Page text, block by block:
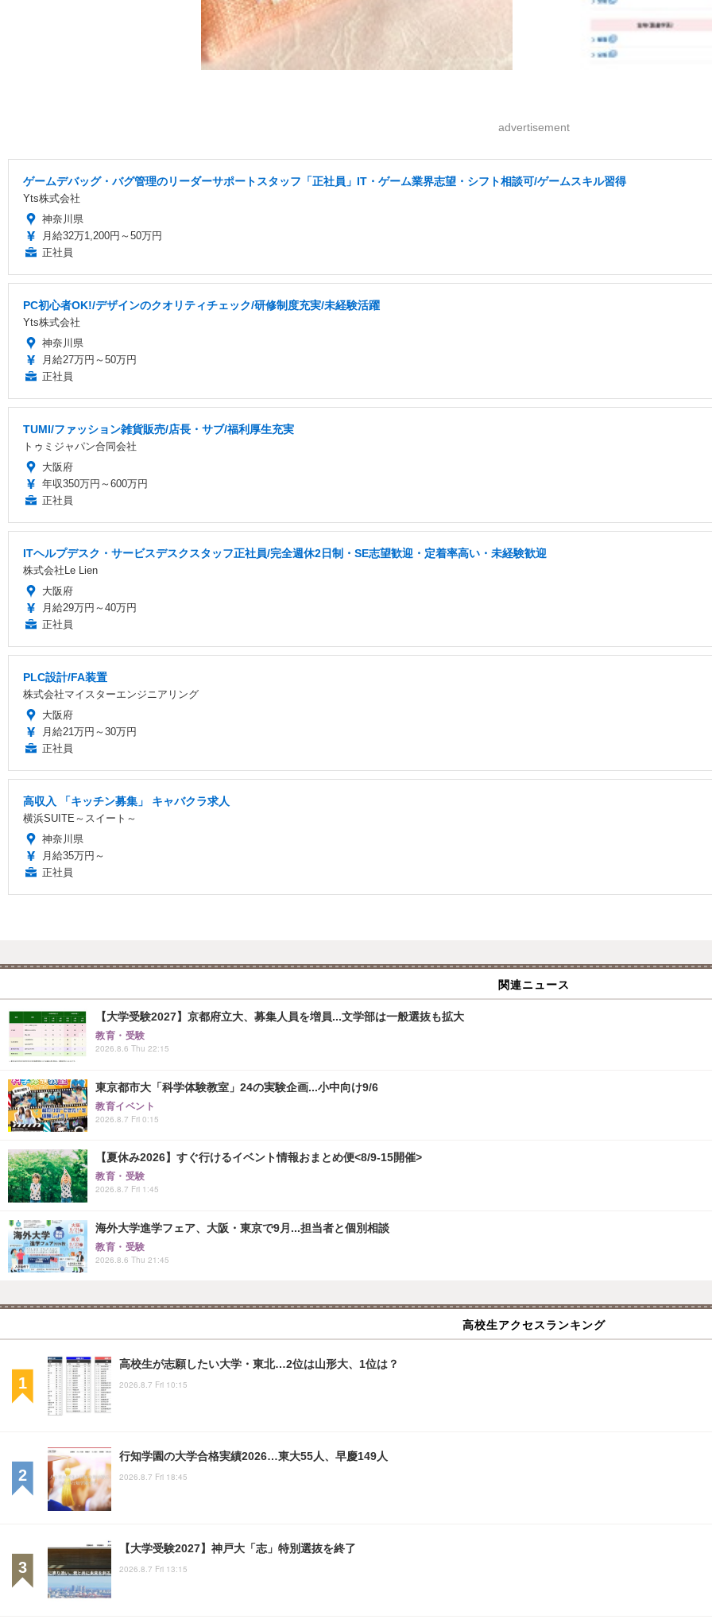
advertisement
ゲームデバッグ・バグ管理のリーダーサポートスタッフ「正社員」IT・ゲーム業界志望・シフト相談可/ゲームスキル習得
Yts株式会社
神奈川県
月給32万1,200円～50万円
正社員
PC初心者OK!/デザインのクオリティチェック/研修制度充実/未経験活躍
Yts株式会社
神奈川県
月給27万円～50万円
正社員
TUMI/ファッション雑貨販売/店長・サブ/福利厚生充実
トゥミジャパン合同会社
大阪府
年収350万円～600万円
正社員
ITヘルプデスク・サービスデスクスタッフ正社員/完全週休2日制・SE志望歓迎・定着率高い・未経験歓迎
株式会社Le Lien
大阪府
月給29万円～40万円
正社員
PLC設計/FA装置
株式会社マイスターエンジニアリング
大阪府
月給21万円～30万円
正社員
高収入 「キッチン募集」 キャバクラ求人
横浜SUITE～スイート～
神奈川県
月給35万円～
正社員
関連ニュース
【大学受験2027】京都府立大、募集人員を増員...文学部は一般選抜も拡大
教育・受験
2026.8.6 Thu 22:15
東京都市大「科学体験教室」24の実験企画...小中向け9/6
教育イベント
2026.8.7 Fri 0:15
【夏休み2026】すぐ行けるイベント情報おまとめ便<8/9-15開催>
教育・受験
2026.8.7 Fri 1:45
海外大学進学フェア、大阪・東京で9月...担当者と個別相談
教育・受験
2026.8.6 Thu 21:45
高校生アクセスランキング
高校生が志願したい大学・東北…2位は山形大、1位は？
2026.8.7 Fri 10:15
行知学園の大学合格実績2026…東大55人、早慶149人
2026.8.7 Fri 18:45
【大学受験2027】神戸大「志」特別選抜を終了
2026.8.7 Fri 13:15